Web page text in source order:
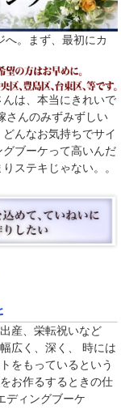
へ。まず、最初にカ
は、本当にきれいで
さんのみずみずしい
んなお気持ちでサイ
ブーケって高いんだ
ステキじゃない。。
産、栄転祝いなど
広く、深く、 時には
をもっているという
お作るするときの仕
ディングブーケ